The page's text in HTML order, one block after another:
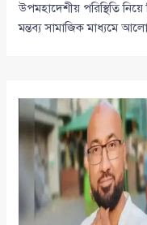
উপমহাদেশীয় পরিস্থিতি
মন্তব্য সামাজিক মাধ্যমে